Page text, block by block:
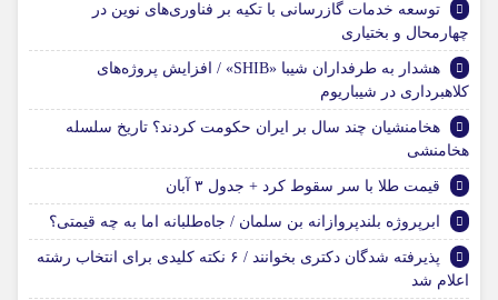
توسعه خدمات گازرسانی با تکیه بر فناوری‌های نوین در
چهارمحال و بختیاری
هشدار به طرفداران شیبا «SHIB» / افزایش پروژه‌های
کلاهبرداری در شیباریوم
هخامنشیان چند سال بر ایران حکومت کردند؟ تاریخ سلسله
هخامنشی
قیمت طلا با سر سقوط کرد + جدول ۳ آبان
ابرپروژه بلندپروازانه بن سلمان / جاه‌طلبانه اما به چه قیمتی؟
پذیرفته شدگان دکتری بخوانند / ۶ نکته کلیدی برای انتخاب رشته
اعلام شد